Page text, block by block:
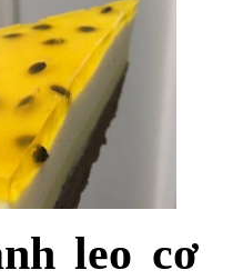
leo cơ